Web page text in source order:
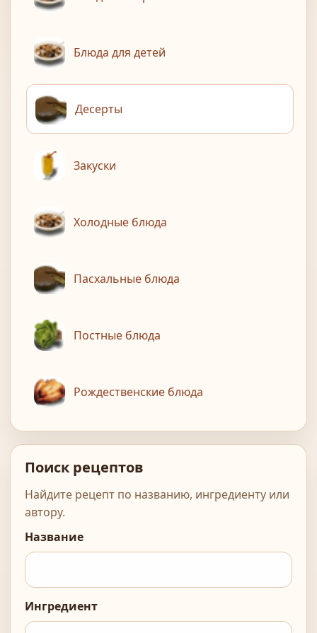
Блюда для детей
Десерты
Закуски
Холодные блюда
Пасхальные блюда
Постные блюда
Рождественские блюда
Поиск рецептов
Найдите рецепт по названию, ингредиенту или
автору.
Название
Ингредиент